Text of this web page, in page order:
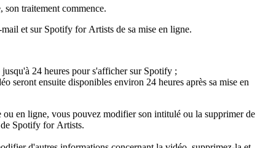
traitement commence.
et sur Spotify for Artists de sa mise en ligne.
24 heures pour s'afficher sur Spotify ;
seront ensuite disponibles environ 24 heures après sa mise en
en ligne, vous pouvez modifier son intitulé ou la supprimer de
de Spotify for Artists.